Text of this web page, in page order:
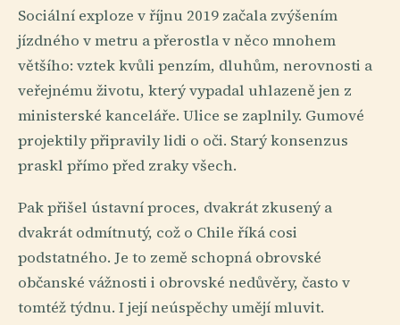
Sociální exploze v říjnu 2019 začala zvýšením
jízdného v metru a přerostla v něco mnohem
většího: vztek kvůli penzím, dluhům, nerovnosti a
veřejnému životu, který vypadal uhlazeně jen z
ministerské kanceláře. Ulice se zaplnily. Gumové
projektily připravily lidi o oči. Starý konsenzus
praskl přímo před zraky všech.
Pak přišel ústavní proces, dvakrát zkusený a
dvakrát odmítnutý, což o Chile říká cosi
podstatného. Je to země schopná obrovské
občanské vážnosti i obrovské nedůvěry, často v
tomtéž týdnu. I její neúspěchy umějí mluvit.